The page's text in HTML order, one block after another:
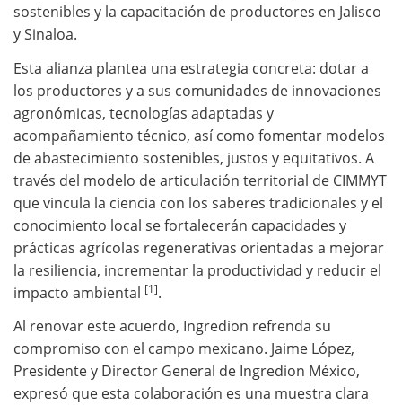
sostenibles y la capacitación de productores en Jalisco
y Sinaloa.
Esta alianza plantea una estrategia concreta: dotar a
los productores y a sus comunidades de innovaciones
agronómicas, tecnologías adaptadas y
acompañamiento técnico, así como fomentar modelos
de abastecimiento sostenibles, justos y equitativos. A
través del modelo de articulación territorial de CIMMYT
que vincula la ciencia con los saberes tradicionales y el
conocimiento local se fortalecerán capacidades y
prácticas agrícolas regenerativas orientadas a mejorar
la resiliencia, incrementar la productividad y reducir el
impacto ambiental [1].
Al renovar este acuerdo, Ingredion refrenda su
compromiso con el campo mexicano. Jaime López,
Presidente y Director General de Ingredion México,
expresó que esta colaboración es una muestra clara